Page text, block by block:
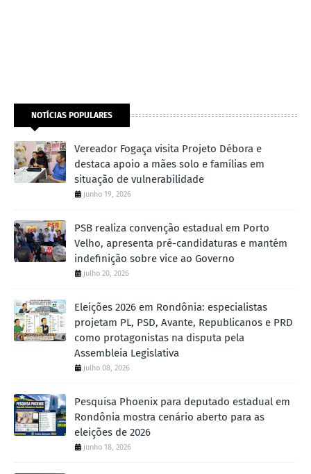
NOTÍCIAS POPULARES
Vereador Fogaça visita Projeto Débora e
destaca apoio a mães solo e famílias em
situação de vulnerabilidade
junho 19, 2026
PSB realiza convenção estadual em Porto
Velho, apresenta pré-candidaturas e mantém
indefinição sobre vice ao Governo
julho 20, 2026
Eleições 2026 em Rondônia: especialistas
projetam PL, PSD, Avante, Republicanos e PRD
como protagonistas na disputa pela
Assembleia Legislativa
julho 08, 2026
Pesquisa Phoenix para deputado estadual em
Rondônia mostra cenário aberto para as
eleições de 2026
junho 18, 2026